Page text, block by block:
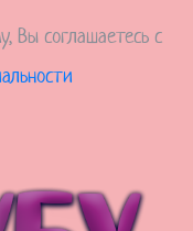
Вы соглашаетесь с